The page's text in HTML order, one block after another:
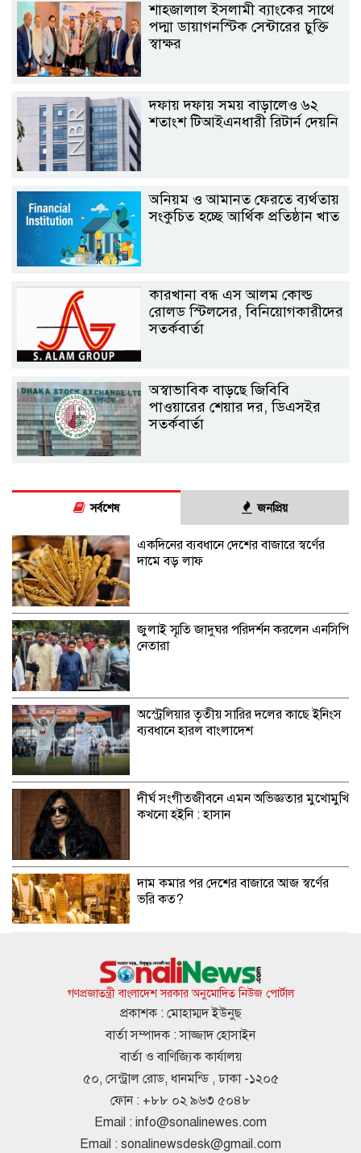
শাহ্জালাল ইসলামী ব্যাংকের সাথে
পদ্মা ডায়াগনস্টিক সেন্টারের চুক্তি
স্বাক্ষর
দফায় দফায় সময় বাড়ালেও ৬২
শতাংশ টিআইএনধারী রিটার্ন দেয়নি
অনিয়ম ও আমানত ফেরতে ব্যর্থতায়
সংকুচিত হচ্ছে আর্থিক প্রতিষ্ঠান খাত
কারখানা বন্ধ এস আলম কোল্ড
রোলড স্টিলসের, বিনিয়োগকারীদের
সতর্কবার্তা
অস্বাভাবিক বাড়ছে জিবিবি
পাওয়ারের শেয়ার দর, ডিএসইর
সতর্কবার্তা
সর্বশেষ জনপ্রিয়
একদিনের ব্যবধানে দেশের বাজারে স্বর্ণের
দামে বড় লাফ
জুলাই স্মৃতি জাদুঘর পরিদর্শন করলেন এনসিপি
নেতারা
অস্ট্রেলিয়ার তৃতীয় সারির দলের কাছে ইনিংস
ব্যবধানে হারল বাংলাদেশ
দীর্ঘ সংগীতজীবনে এমন অভিজ্ঞতার মুখোমুখি
কখনো হইনি : হাসান
দাম কমার পর দেশের বাজারে আজ স্বর্ণের
ভরি কত?
ডিজিএফআইয়ের গোপন বন্দিশালা পরিদর্শনে
যাচ্ছেন ট্রাইব্যুনাল
ঢাকা-টরেন্টো ফ্লাইট নিয়ে বিমানের নতুন
রাজধানীতে সকাল থেকেই বৃষ্টি, চলতে পারে
গণপ্রজাতন্ত্রী বাংলাদেশ সরকার অনুমোদিত নিউজ পোর্টাল
প্রকাশক : মোহাম্মদ ইউনুছ
বার্তা সম্পাদক : সাজ্জাদ হোসাইন
বার্তা ও বাণিজ্যিক কার্যালয়
৫০, সেন্ট্রাল রোড, ধানমন্ডি , ঢাকা -১২০৫
ফোন : +৮৮ ০২ ৯৬৩ ৫০৪৮
Email : info@sonalinewes.com
Email : sonalinewsdesk@gmail.com